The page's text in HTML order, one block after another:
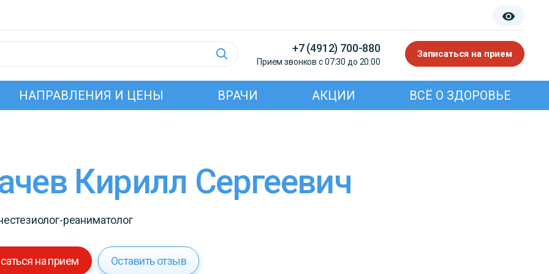
+7 (4912) 700-880
Прием звонков с 07:30 до 20:00
Записаться на прием
НАПРАВЛЕНИЯ И ЦЕНЫ ВРАЧИ АКЦИИ ВСЁ О ЗДОРОВЬЕ
Кирилл Сергеевич
реаниматолог
на прием Оставить отзыв